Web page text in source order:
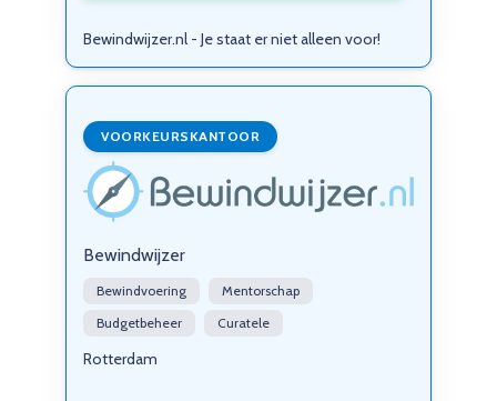
Bewindwijzer.nl - Je staat er niet alleen voor!
VOORKEURSKANTOOR
Bewindwijzer
Bewindvoering
Mentorschap
Budgetbeheer
Curatele
Rotterdam